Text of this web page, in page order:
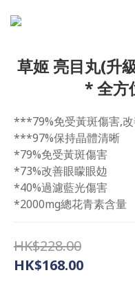
草姬 亮目丸(升
* 全方
***79%免受黃斑傷害,
***97%保持晶體清晰
*79%免受黃斑傷害
*73%改善眼矇眼攰
*40%過濾藍光傷害
*2000mg總花青素含量
HK$228.00
HK$168.00